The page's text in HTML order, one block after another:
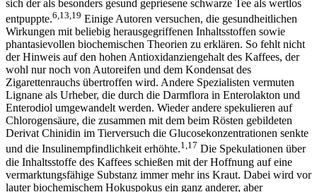
sich der als besonders gesund gepriesene schwarze Tee als wertlos
entpuppte.6,13,19 Einige Autoren versuchen, die gesundheitlichen
Wirkungen mit beliebig herausgegriffenen Inhaltsstoffen sowie
phantasievollen biochemischen Theorien zu erklären. So fehlt nicht
der Hinweis auf den hohen Antioxidanziengehalt des Kaffees, der
wohl nur noch von Autoreifen und dem Kondensat des
Zigarettenrauchs übertroffen wird. Andere Spezialisten vermuten
Lignane als Urheber, die durch die Darmflora in Enterolakton und
Enterodiol umgewandelt werden. Wieder andere spekulieren auf
Chlorogensäure, die zusammen mit dem beim Rösten gebildeten
Derivat Chinidin im Tierversuch die Glucosekonzentrationen senkte
und die Insulinempfindlichkeit erhöhte.1,17 Die Spekulationen über
die Inhaltsstoffe des Kaffees schießen mit der Hoffnung auf eine
vermarktungsfähige Substanz immer mehr ins Kraut. Dabei wird vor
lauter biochemischem Hokuspokus ein ganz anderer, aber